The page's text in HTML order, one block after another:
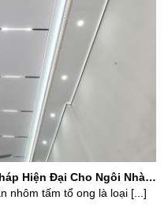
Hiện Đại Cho Ngôi Nhà
nhôm tấm tổ ong là loại [...]